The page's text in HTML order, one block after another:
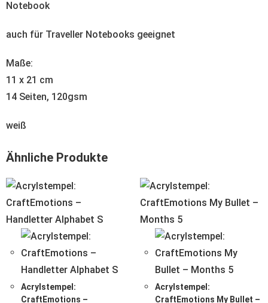
Notebook
auch für Traveller Notebooks geeignet
Maße:
11 x 21 cm
14 Seiten, 120gsm
weiß
Ähnliche Produkte
Acrylstempel:
CraftEmotions –
Acrylstempel:
CraftEmotions My Bullet –